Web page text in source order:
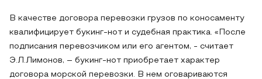
В качестве договора перевозки грузов по коносаменту
квалифицирует букинг-нот и судебная практика. «После
подписания перевозчиком или его агентом, - считает
Э.Л.Лимонов, – букинг-нот приобретает характер
договора морской перевозки. В нем оговариваются